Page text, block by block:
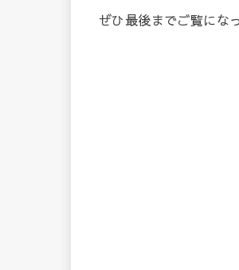
ぜひ最後までご覧にな